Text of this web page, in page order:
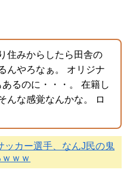
住みからしたら田舎の
んやろなぁ。 オリジナ
るのに・・・。 在籍し
んな感覚なんかな。 ロ
ッカー選手、なんJ民の鬼
ｗｗ